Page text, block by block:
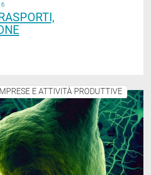
E ATTIVITÀ PRODUTTIVE